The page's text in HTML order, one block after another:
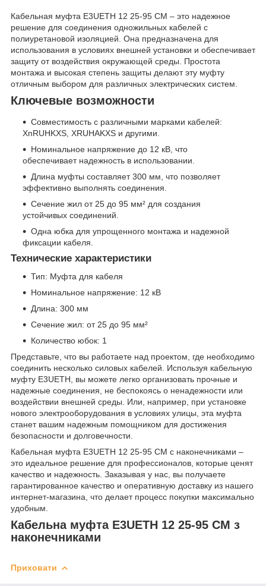
Кабельная муфта E3UETH 12 25-95 СМ – это надежное
решение для соединения одножильных кабелей с
полиуретановой изоляцией. Она предназначена для
использования в условиях внешней установки и обеспечивает
защиту от воздействия окружающей среды. Простота
монтажа и высокая степень защиты делают эту муфту
отличным выбором для различных электрических систем.
Ключевые возможности
Совместимость с различными марками кабелей:
XnRUHKXS, XRUHAKXS и другими.
Номинальное напряжение до 12 кВ, что
обеспечивает надежность в использовании.
Длина муфты составляет 300 мм, что позволяет
эффективно выполнять соединения.
Сечение жил от 25 до 95 мм² для создания
устойчивых соединений.
Одна юбка для упрощенного монтажа и надежной
фиксации кабеля.
Технические характеристики
Тип: Муфта для кабеля
Номинальное напряжение: 12 кВ
Длина: 300 мм
Сечение жил: от 25 до 95 мм²
Количество юбок: 1
Представьте, что вы работаете над проектом, где необходимо
соединить несколько силовых кабелей. Используя кабельную
муфту E3UETH, вы можете легко организовать прочные и
надежные соединения, не беспокоясь о ненадежности или
воздействии внешней среды. Или, например, при установке
нового электрооборудования в условиях улицы, эта муфта
станет вашим надежным помощником для достижения
безопасности и долговечности.
Кабельная муфта E3UETH 12 25-95 СМ с наконечниками –
это идеальное решение для профессионалов, которые ценят
качество и надежность. Заказывая у нас, вы получаете
гарантированное качество и оперативную доставку из нашего
интернет-магазина, что делает процесс покупки максимально
удобным.
Кабельна муфта E3UETH 12 25-95 СМ з
наконечниками
Приховати